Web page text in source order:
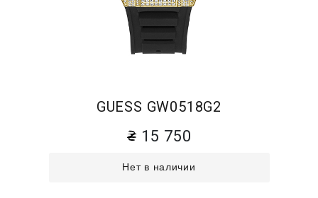
GUESS GW0518G2
15 750
Нет в наличии